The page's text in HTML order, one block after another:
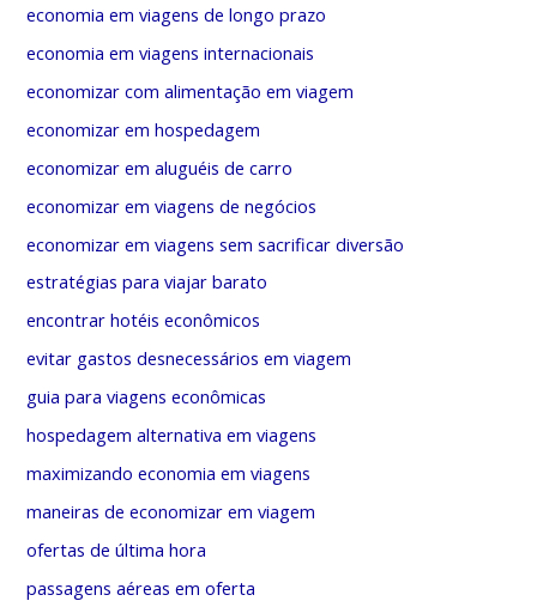
economia em viagens de longo prazo
economia em viagens internacionais
economizar com alimentação em viagem
economizar em hospedagem
economizar em aluguéis de carro
economizar em viagens de negócios
economizar em viagens sem sacrificar diversão
estratégias para viajar barato
encontrar hotéis econômicos
evitar gastos desnecessários em viagem
guia para viagens econômicas
hospedagem alternativa em viagens
maximizando economia em viagens
maneiras de economizar em viagem
ofertas de última hora
passagens aéreas em oferta